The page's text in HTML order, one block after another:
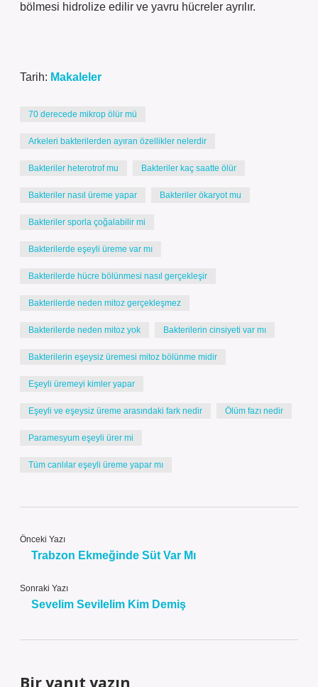
bölmesi hidrolize edilir ve yavru hücreler ayrılır.
Tarih: Makaleler
70 derecede mikrop ölür mü
Arkeleri bakterilerden ayıran özellikler nelerdir
Bakteriler heterotrof mu Bakteriler kaç saatte ölür
Bakteriler nasıl üreme yapar Bakteriler ökaryot mu
Bakteriler sporla çoğalabilir mi
Bakterilerde eşeyli üreme var mı
Bakterilerde hücre bölünmesi nasıl gerçekleşir
Bakterilerde neden mitoz gerçekleşmez
Bakterilerde neden mitoz yok Bakterilerin cinsiyeti var mı
Bakterilerin eşeysiz üremesi mitoz bölünme midir
Eşeyli üremeyi kimler yapar
Eşeyli ve eşeysiz üreme arasındaki fark nedir Ölüm fazı nedir
Paramesyum eşeyli ürer mi
Tüm canlılar eşeyli üreme yapar mı
Önceki Yazı
Trabzon Ekmeğinde Süt Var Mı
Sonraki Yazı
Sevelim Sevilelim Kim Demiş
Bir yanıt yazın